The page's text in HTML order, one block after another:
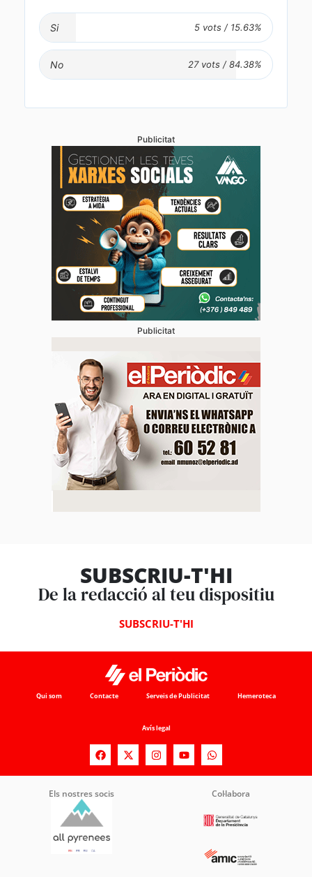
Si
No
Publicitat
Publicitat
SUBSCRIU-T'HI
De la redacció al teu dispositiu
SUBSCRIU-T'HI
Qui som Contacte Serveis de Publicitat Hemeroteca
Avís legal
Els nostres socis Col·labora